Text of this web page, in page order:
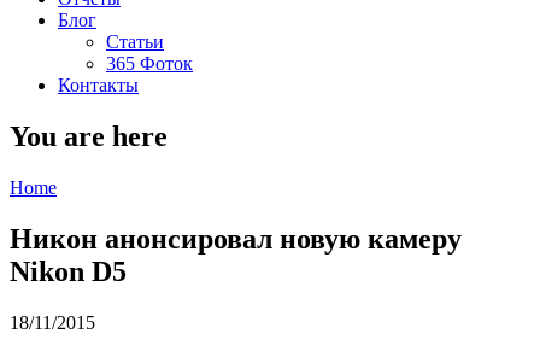
Блог
Статьи
365 Фоток
Контакты
You are here
Home
Никон анонсировал новую камеру
Nikon D5
18/11/2015